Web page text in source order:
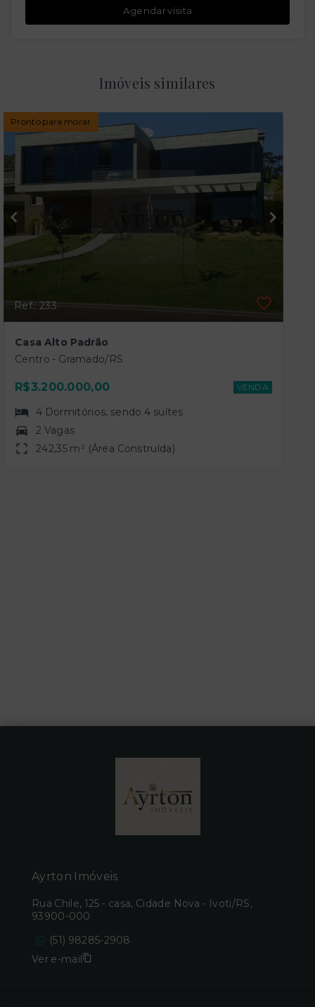
Agendar visita
Imóveis similares
Pronto para morar
Ref.: 233
Casa Alto Padrão
Centro - Gramado/RS
R$3.200.000,00 VENDA
4 Dormitórios, sendo4 suítes
2 Vagas
242,35 m² (Área Construída)
Ayrton Imóveis
Rua Chile, 125 - casa, Cidade Nova - Ivoti/RS,
93900-000
(51) 98285-2908
Ver e-mail